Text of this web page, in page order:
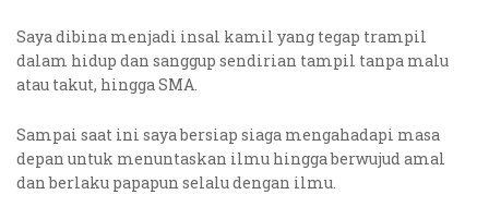
Saya dibina menjadi insal kamil yang tegap trampil
dalam hidup dan sanggup sendirian tampil tanpa malu
atau takut, hingga SMA.
Sampai saat ini saya bersiap siaga mengahadapi masa
depan untuk menuntaskan ilmu hingga berwujud amal
dan berlaku papapun selalu dengan ilmu.